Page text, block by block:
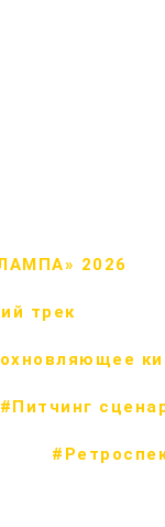
2026
трек
#Питчинг